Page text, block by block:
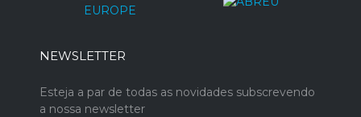
NEWSLETTER
Esteja a par de todas as novidades subscrevendo
a nossa newsletter